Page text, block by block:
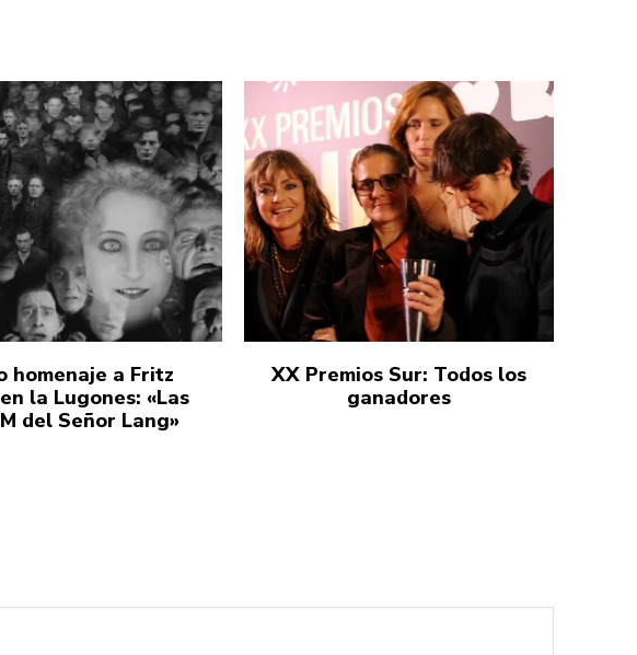
homenaje a Fritz
la Lugones: «Las
del Señor Lang»
XX Premios Sur: Todos los
ganadores